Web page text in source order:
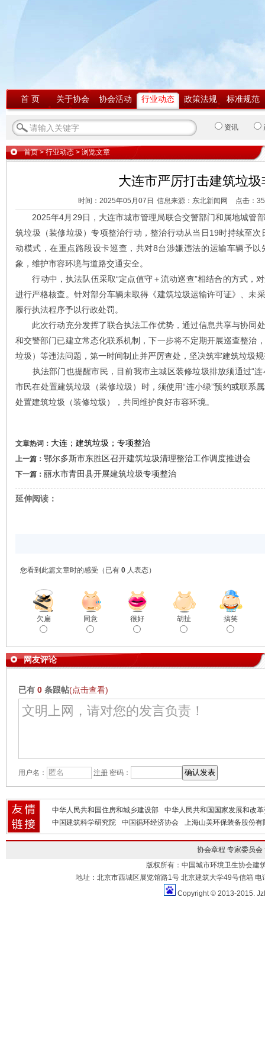
首 页 关于协会 协会活动 行业动态 政策法规 标准规范
资讯
首页>行业动态 > 浏览文章
大连市严厉打击建筑垃
时间：2025年05月07日 信息来源：东北新闻网 点击：
2025年4月29日，大连市城市管理局联合交警部门和属地城管
筑垃圾（装修垃圾）专项整治行动，整治行动从当日19时持续至次
动模式，在重点路段设卡巡查，共对8台涉嫌违法的运输车辆予
象，维护市容环境与道路交通安全。
行动中，执法队伍采取“定点值守＋流动巡查”相结合的方式，
进行严格核查。针对部分车辆未取得《建筑垃圾运输许可证》、未
履行执法程序予以行政处罚。
此次行动充分发挥了联合执法工作优势，通过信息共享与协同
和交警部门已建立常态化联系机制，下一步将不定期开展巡查整治
垃圾）等违法问题，第一时间制止并严厉查处，坚决筑牢建筑垃圾
执法部门也提醒市民，目前我市主城区装修垃圾排放须通过“连
市民在处置建筑垃圾（装修垃圾）时，须使用“连小绿”预约或联系
处置建筑垃圾（装修垃圾），共同维护良好市容环境。
文章热词： 大连；建筑垃圾；专项整治
上一篇： 鄂尔多斯市东胜区召开建筑垃圾清理整治工作调度推进会
下一篇： 丽水市青田县开展建筑垃圾专项整治
延伸阅读：
您看到此篇文章时的感受 （已有 0 人表态）
欠扁 同意 很好 胡扯 搞笑
网友评论
已有 0 条跟帖(点击查看)
用户名： 注册 密码：
中华人民共和国住房和城乡建设部
中华人民共和国国家发展和改
中国建筑科学研究院
中国循环经济协会 上海山美环保装备股份有
协会章程 专家委员会
版权所有：中国城市环境卫生协会建
地址：北京市西城区展览馆路1号 北京建筑大学49号信箱
Copyright © 2013-2015.